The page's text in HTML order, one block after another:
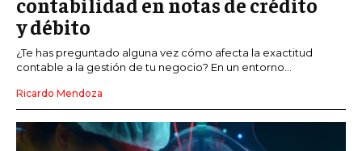
y débito
¿Te has preguntado alguna vez cómo afecta la exactitud
contable a la gestión de tu negocio? En un entorno...
Ricardo Mendoza